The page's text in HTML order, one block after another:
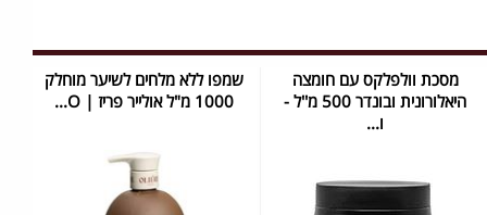
מסכת וולפלקס עם חומצה
היאלורונית ובונדר 500 מ''ל -
ו...
שמפו ללא מלחים לשיער מוחלק
1000 מ"ל אולייר פריז | O...